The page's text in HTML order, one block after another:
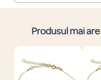
Produsul mai